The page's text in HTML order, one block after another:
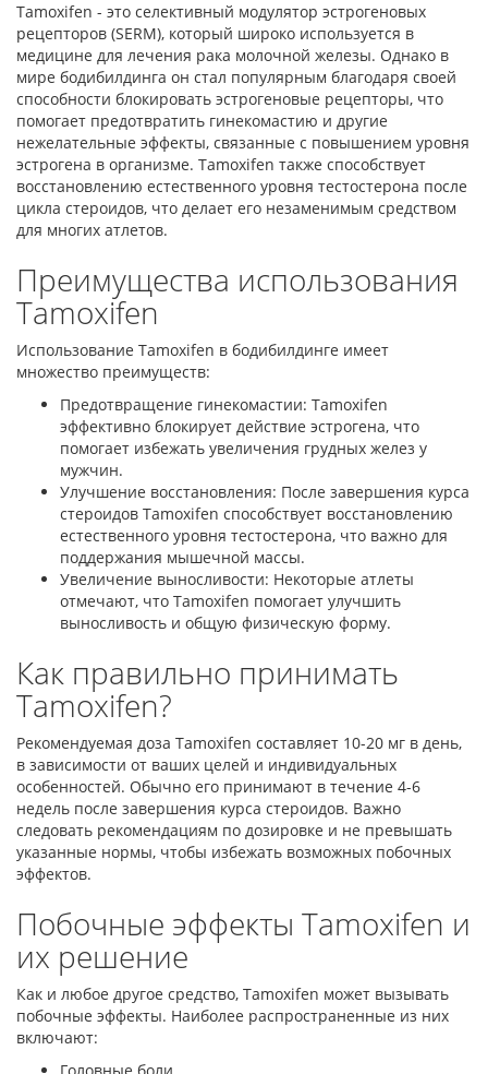
Tamoxifen - это селективный модулятор эстрогеновых
рецепторов (SERM), который широко используется в
медицине для лечения рака молочной железы. Однако в
мире бодибилдинга он стал популярным благодаря своей
способности блокировать эстрогеновые рецепторы, что
помогает предотвратить гинекомастию и другие
нежелательные эффекты, связанные с повышением уровня
эстрогена в организме. Tamoxifen также способствует
восстановлению естественного уровня тестостерона после
цикла стероидов, что делает его незаменимым средством
для многих атлетов.
Преимущества использования
Tamoxifen
Использование Tamoxifen в бодибилдинге имеет
множество преимуществ:
Предотвращение гинекомастии: Tamoxifen
эффективно блокирует действие эстрогена, что
помогает избежать увеличения грудных желез у
мужчин.
Улучшение восстановления: После завершения курса
стероидов Tamoxifen способствует восстановлению
естественного уровня тестостерона, что важно для
поддержания мышечной массы.
Увеличение выносливости: Некоторые атлеты
отмечают, что Tamoxifen помогает улучшить
выносливость и общую физическую форму.
Как правильно принимать
Tamoxifen?
Рекомендуемая доза Tamoxifen составляет 10-20 мг в день,
в зависимости от ваших целей и индивидуальных
особенностей. Обычно его принимают в течение 4-6
недель после завершения курса стероидов. Важно
следовать рекомендациям по дозировке и не превышать
указанные нормы, чтобы избежать возможных побочных
эффектов.
Побочные эффекты Tamoxifen и
их решение
Как и любое другое средство, Tamoxifen может вызывать
побочные эффекты. Наиболее распространенные из них
включают: